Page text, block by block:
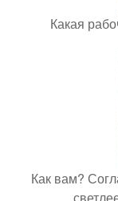
Какая
Как вам?